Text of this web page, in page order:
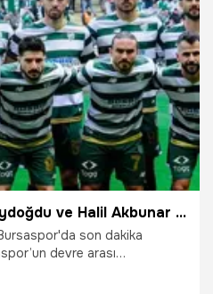
Bursaspor’da Soner Aydoğdu ve Halil Akbunar işi bitirecek!
Bursaspor'da son dakika
devre arası